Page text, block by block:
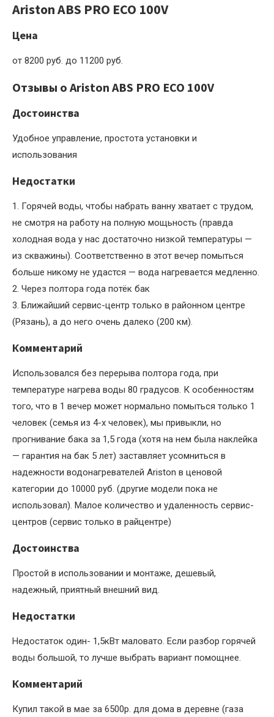
Ariston ABS PRO ECO 100V
Цена
от 8200 руб. до 11200 руб.
Отзывы о Ariston ABS PRO ECO 100V
Достоинства
Удобное управление, простота установки и
использования
Недостатки
1. Горячей воды, чтобы набрать ванну хватает с трудом,
не смотря на работу на полную мощьность (правда
холодная вода у нас достаточно низкой температуры —
из скважины). Соответственно в этот вечер помыться
больше никому не удастся — вода нагревается медленно.
2. Через полтора года потёк бак
3. Ближайший сервис-центр только в районном центре
(Рязань), а до него очень далеко (200 км).
Комментарий
Использовался без перерыва полтора года, при
температуре нагрева воды 80 градусов. К особенностям
того, что в 1 вечер может нормально помыться только 1
человек (семья из 4-х человек), мы привыкли, но
прогнивание бака за 1,5 года (хотя на нем была наклейка
— гарантия на бак 5 лет) заставляет усомниться в
надежности водонагревателей Ariston в ценовой
категории до 10000 руб. (другие модели пока не
использовал). Малое количество и удаленность сервис-
центров (сервис только в райцентре)
Достоинства
Простой в использовании и монтаже, дешевый,
надежный, приятный внешний вид.
Недостатки
Недостаток один- 1,5кВт маловато. Если разбор горячей
воды большой, то лучше выбрать вариант помощнее.
Комментарий
Купил такой в мае за 6500р. для дома в деревне (газа